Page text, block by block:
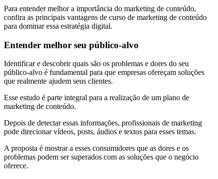
Para entender melhor a importância do marketing de conteúdo,
confira as principais vantagens de curso de marketing de conteúdo
para dominar essa estratégia digital.
Entender melhor seu público-alvo
Identificar e descobrir quais são os problemas e dores do seu
público-alvo é fundamental para que empresas ofereçam soluções
que realmente ajudem seus clientes.
Esse estudo é parte integral para a realização de um plano de
marketing de conteúdo.
Depois de detectar essas informações, profissionais de marketing
pode direcionar vídeos, posts, áudios e textos para esses temas.
A proposta é mostrar a esses consumidores que as dores e os
problemas podem ser superados com as soluções que o negócio
oferece.